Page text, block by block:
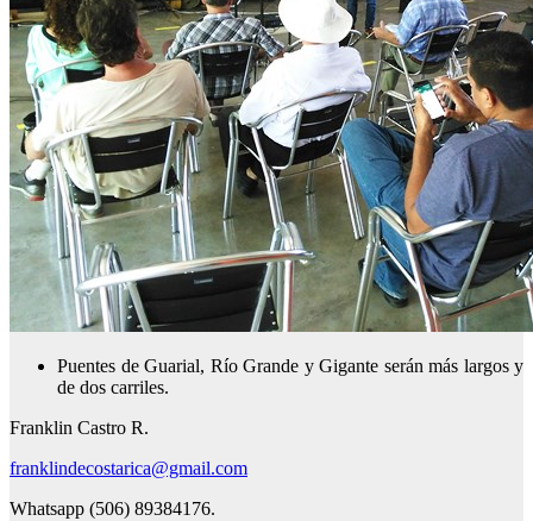
Puentes de Guarial, Río Grande y Gigante serán más largos y
de dos carriles.
Franklin Castro R.
franklindecostarica@gmail.com
Whatsapp (506) 89384176.